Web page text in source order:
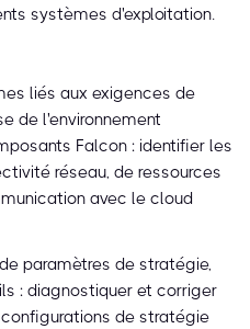
systèmes d'exploitation.
liés aux exigences de
de l'environnement
Falcon : identifier les
réseau, de ressources
avec le cloud
paramètres de stratégie,
: diagnostiquer et corriger
de stratégie